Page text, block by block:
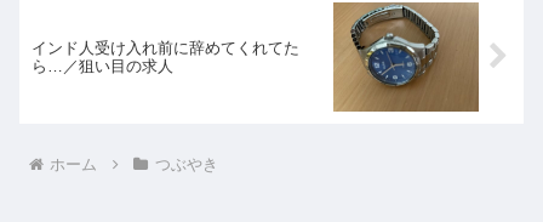
インド人受け入れ前に辞めてくれてた
ら…／狙い目の求人
ホーム つぶやき